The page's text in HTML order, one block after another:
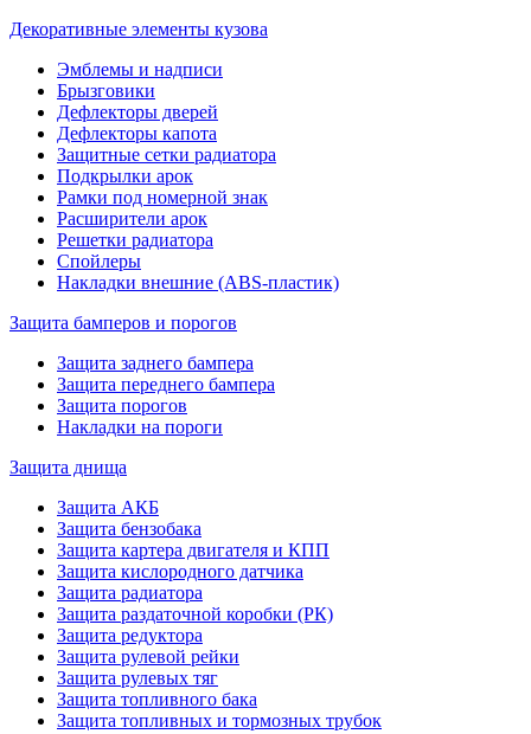
Декоративные элементы кузова
Эмблемы и надписи
Брызговики
Дефлекторы дверей
Дефлекторы капота
Защитные сетки радиатора
Подкрылки арок
Рамки под номерной знак
Расширители арок
Решетки радиатора
Спойлеры
Накладки внешние (ABS-пластик)
Защита бамперов и порогов
Защита заднего бампера
Защита переднего бампера
Защита порогов
Накладки на пороги
Защита днища
Защита АКБ
Защита бензобака
Защита картера двигателя и КПП
Защита кислородного датчика
Защита радиатора
Защита раздаточной коробки (РК)
Защита редуктора
Защита рулевой рейки
Защита рулевых тяг
Защита топливного бака
Защита топливных и тормозных трубок